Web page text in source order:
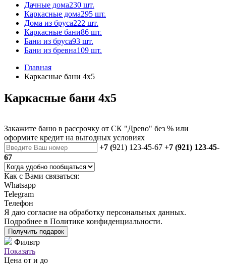
Дачные дома230 шт.
Каркасные дома295 шт.
Дома из бруса222 шт.
Каркасные бани86 шт.
Бани из бруса93 шт.
Бани из бревна109 шт.
Главная
Каркасные бани 4x5
Каркасные бани 4x5
Закажите баню в рассрочку от СК "Древо" без % или
оформите кредит на выгодных условиях
+7 (921) 123-45-67 +7 (921) 123-45-
67
Как с Вами связаться:
Whatsapp
Telegram
Телефон
Я даю согласие на обработку персональных данных.
Подробнее в Политике конфиденциальности.
Получить подарок
Фильтр
Показать
Цена от и до